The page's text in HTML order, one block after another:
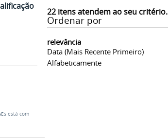
22itens atendem ao seu critério.
Ordenar por
relevância
Data (mais Recente Primeiro)
Alfabeticamente
está com